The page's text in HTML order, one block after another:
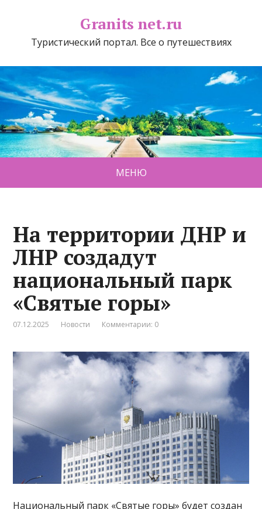
Granits net.ru
Туристический портал. Все о путешествиях
МЕНЮ
На территории ДНР и
ЛНР создадут
национальный парк
«Святые горы»
07.12.2025 Новости Комментарии: 0
Национальный парк «Святые горы» будет создан